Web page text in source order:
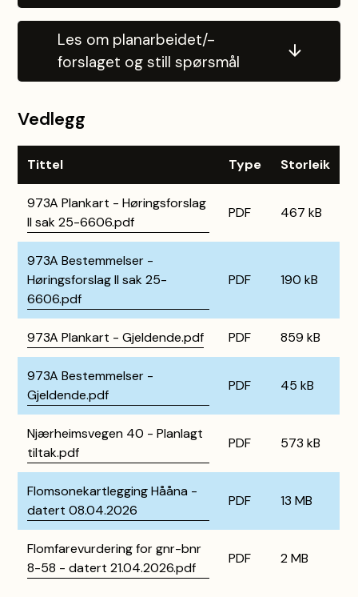
Les om planarbeidet/-
forslaget og still spørsmål
Vedlegg
Tittel Type Storleik
973A Plankart - Høringsforslag
II sak 25-6606.pdf
PDF 467 kB
973A Bestemmelser -
Høringsforslag II sak 25-
6606.pdf
PDF 190 kB
973A Plankart - Gjeldende.pdf PDF 859 kB
973A Bestemmelser -
Gjeldende.pdf
PDF 45 kB
Njærheimsvegen 40 - Planlagt
tiltak.pdf
PDF 573 kB
Flomsonekartlegging Hååna -
datert 08.04.2026
PDF 13 MB
Flomfarevurdering for gnr-bnr
8-58 - datert 21.04.2026.pdf
PDF 2 MB